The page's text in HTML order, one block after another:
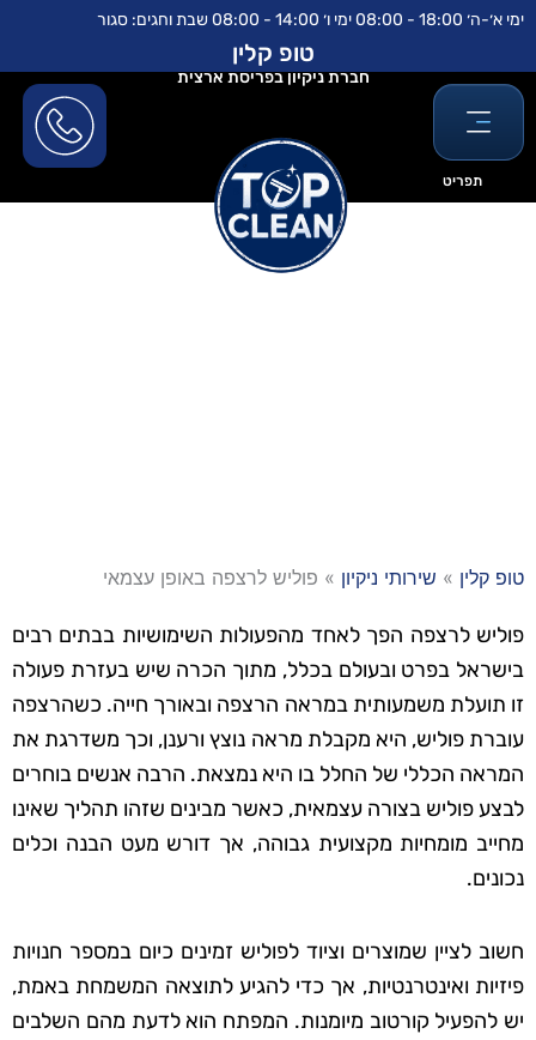
לתוכן
דילוג
ימי א׳-ה׳ 18:00 - 08:00 ימי ו׳ 14:00 - 08:00 שבת וחגים: סגור
תפריט
טופ קלין
חברת ניקיון בפריסת ארצית
טופ קלין » שירותי ניקיון » פוליש לרצפה באופן עצמאי
פוליש לרצפה הפך לאחד מהפעולות השימושיות בבתים רבים
בישראל בפרט ובעולם בכלל, מתוך הכרה שיש בעזרת פעולה
זו תועלת משמעותית במראה הרצפה ובאורך חייה. כשהרצפה
עוברת פוליש, היא מקבלת מראה נוצץ ורענן, וכך משדרגת את
המראה הכללי של החלל בו היא נמצאת. הרבה אנשים בוחרים
לבצע פוליש בצורה עצמאית, כאשר מבינים שזהו תהליך שאינו
מחייב מומחיות מקצועית גבוהה, אך דורש מעט הבנה וכלים
נכונים.
חשוב לציין שמוצרים וציוד לפוליש זמינים כיום במספר חנויות
פיזיות ואינטרנטיות, אך כדי להגיע לתוצאה המשמחת באמת,
יש להפעיל קורטוב מיומנות. המפתח הוא לדעת מהם השלבים